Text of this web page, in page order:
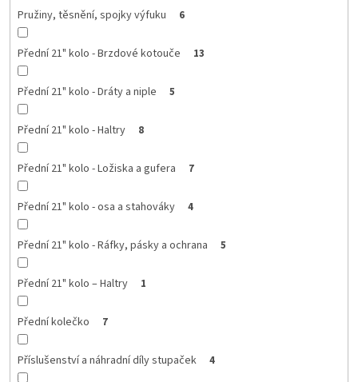
Pružiny, těsnění, spojky výfuku 6
Přední 21" kolo - Brzdové kotouče 13
Přední 21" kolo - Dráty a niple 5
Přední 21" kolo - Haltry 8
Přední 21" kolo - Ložiska a gufera 7
Přední 21" kolo - osa a stahováky 4
Přední 21" kolo - Ráfky, pásky a ochrana 5
Přední 21" kolo – Haltry 1
Přední kolečko 7
Příslušenství a náhradní díly stupaček 4